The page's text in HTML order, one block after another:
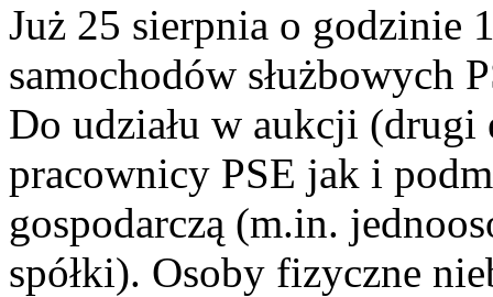
Już 25 sierpnia o godzinie
samochodów służbowych
Do udziału w aukcji (drugi
pracownicy PSE jak i
gospodarczą (m.in.
spółki). Osoby fizyczne